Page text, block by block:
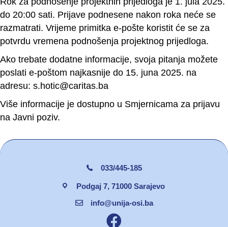
do 20:00 sati. Prijave podnesene nakon roka neće se
razmatrati. Vrijeme primitka e-pošte koristit će se za
potvrdu vremena podnošenja projektnog prijedloga.
Ako trebate dodatne informacije, svoja pitanja možete
poslati e-poštom najkasnije do 15. juna 2025. na
adresu: s.hotic@caritas.ba
Više informacije je dostupno u Smjernicama za prijavu
na Javni poziv.
033/445-185
Podgaj 7, 71000 Sarajevo
info@unija-osi.ba
Facebook unija osi